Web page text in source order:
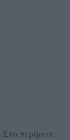
περίμενε